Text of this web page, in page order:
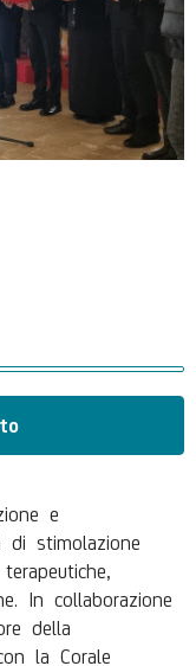
e
di stimolazione
In collaborazione
della
la Corale